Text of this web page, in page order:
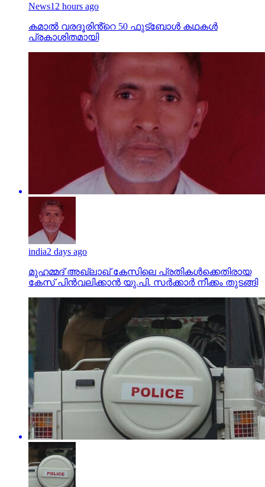
News12 hours ago
കമാൽ വരദൂരിൻ്റെ 50 ഫുട്ബോൾ കഥകൾ
പ്രകാശിതമായി
india2 days ago
മുഹമ്മദ് അഖ്‌ലാഖ് കേസിലെ പ്രതികള്‍ക്കെതിരായ
കേസ് പിന്‍വലിക്കാന്‍ യു.പി. സര്‍ക്കാര്‍ നീക്കം തുടങ്ങി